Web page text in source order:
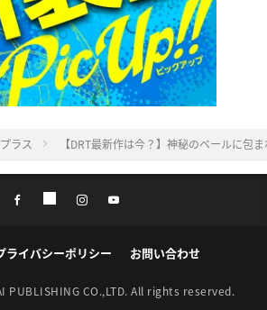
ラス 【DRT最新作は今？】神秘のベールに包
ライバシーポリシー お問い合わせ
PUBLISHING CO.,LTD. All rights reserved.